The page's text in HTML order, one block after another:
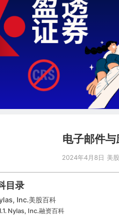
电子邮件
2024年4月8日 美
目录
Inc.美股百科
Nylas, Inc.融资百科